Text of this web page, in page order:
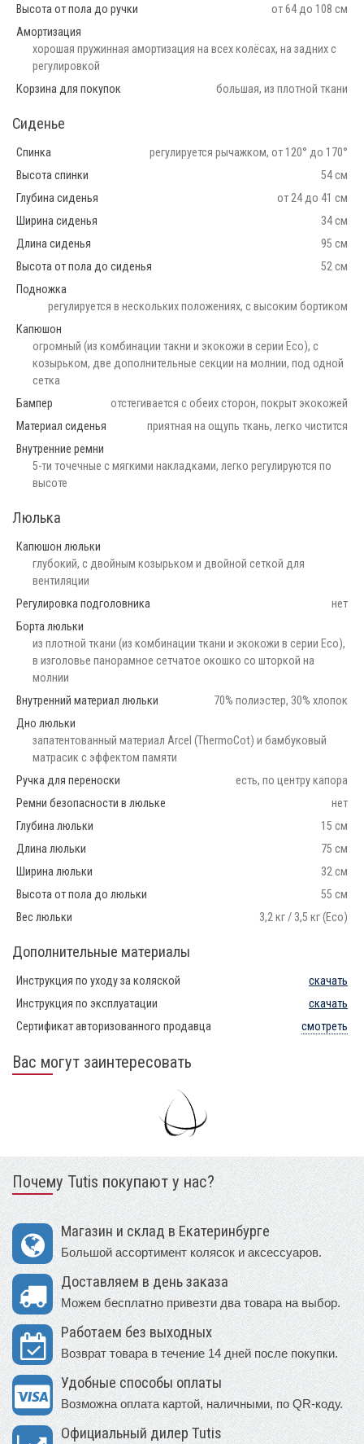
Высота от пола до ручки
от 64 до 108 см
Амортизация
хорошая пружинная амортизация на всех колёсах, на задних с
регулировкой
Корзина для покупок
большая, из плотной ткани
Сиденье
Спинка
регулируется рычажком, от 120° до 170°
Высота спинки
54 см
Глубина сиденья
от 24 до 41 см
Ширина сиденья
34 см
Длина сиденья
95 см
Высота от пола до сиденья
52 см
Подножка
регулируется в нескольких положениях, с высоким бортиком
Капюшон
огромный (из комбинации такни и экокожи в серии Eco), с
козырьком, две дополнительные секции на молнии, под одной
сетка
Бампер
отстегивается с обеих сторон, покрыт экокожей
Материал сиденья
приятная на ощупь ткань, легко чистится
Внутренние ремни
5-ти точечные с мягкими накладками, легко регулируются по
высоте
Люлька
Капюшон люльки
глубокий, с двойным козырьком и двойной сеткой для
вентиляции
Регулировка подголовника
нет
Борта люльки
из плотной ткани (из комбинации ткани и экокожи в серии Eco),
в изголовье панорамное сетчатое окошко со шторкой на
молнии
Внутренний материал люльки
70% полиэстер, 30% хлопок
Дно люльки
запатентованный материал Arcel (ThermoCot) и бамбуковый
матрасик с эффектом памяти
Ручка для переноски
есть, по центру капора
Ремни безопасности в люльке
нет
Глубина люльки
15 см
Длина люльки
75 см
Ширина люльки
32 см
Высота от пола до люльки
55 см
Вес люльки
3,2 кг / 3,5 кг (Eco)
Дополнительные материалы
Инструкция по уходу за коляской
скачать
Инструкция по эксплуатации
скачать
Сертификат авторизованного продавца
смотреть
Вас могут заинтересовать
Почему Tutis покупают у нас?
Магазин и склад в Екатеринбурге
Большой ассортимент колясок и аксессуаров.
Доставляем в день заказа
Можем бесплатно привезти два товара на выбор.
Работаем без выходных
Возврат товара в течение 14 дней после покупки.
Удобные способы оплаты
Возможна оплата картой, наличными, по QR-коду.
Официальный дилер Tutis